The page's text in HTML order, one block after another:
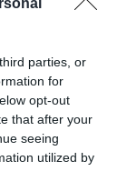
parties, or
for
opt-out
that after your
seeing
utilized by
νέο
των
παροχής 1
της